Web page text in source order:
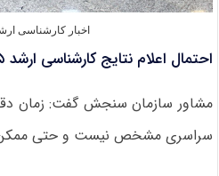
اخبار کارشناسی
احتمال اعلام نتایج کارشناسی ارشد ۹۵ تا پایان هفته جاری
مشاور سازمان سنجش گفت: زمان
سراسری مشخص نیست و حتی ممکن